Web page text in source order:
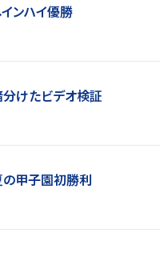
ンハイ優勝
けたビデオ検証
甲子園初勝利